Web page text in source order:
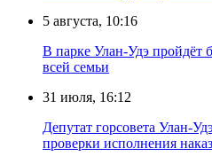
5 августа, 10:16
В парке Улан-Удэ пройдёт
всей семьи
31 июля, 16:12
Депутат горсовета Улан-
проверки исполнения